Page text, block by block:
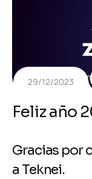
29/12/2023
Feliz año
Gracias por
a Teknei.